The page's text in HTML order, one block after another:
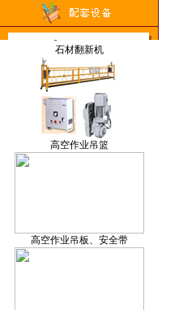
温州管道疏通
保洁产品研发
高空作业吊篮